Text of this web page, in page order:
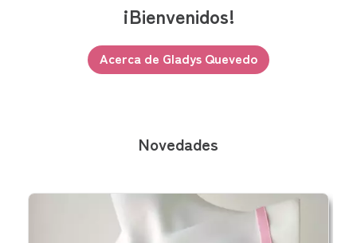
¡Bienvenidos!
Acerca de Gladys Quevedo
Novedades